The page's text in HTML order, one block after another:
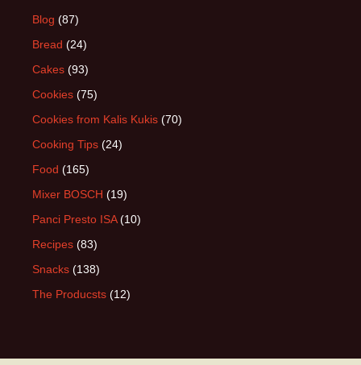
Blog (87)
Bread (24)
Cakes (93)
Cookies (75)
Cookies from Kalis Kukis (70)
Cooking Tips (24)
Food (165)
Mixer BOSCH (19)
Panci Presto ISA(10)
Recipes (83)
Snacks (138)
The Producsts (12)